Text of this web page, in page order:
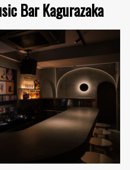
Bar Kagurazaka